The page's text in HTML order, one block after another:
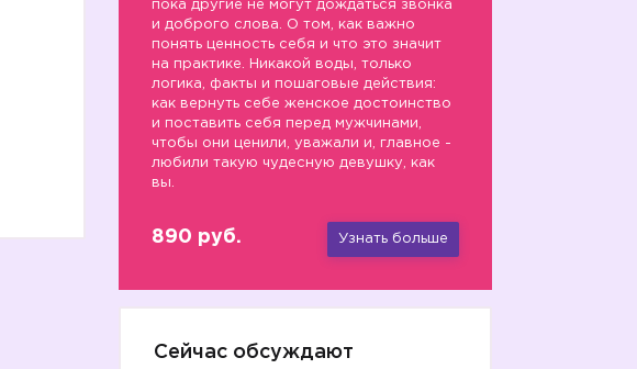
пока другие не могут дождаться звонка
и доброго слова. О том, как важно
понять ценность себя и что это значит
на практике. Никакой воды, только
логика, факты и пошаговые действия:
как вернуть себе женское достоинство
и поставить себя перед мужчинами,
чтобы они ценили, уважали и, главное -
любили такую чудесную девушку, как
вы.
890 руб. Узнать больше
Сейчас обсуждают